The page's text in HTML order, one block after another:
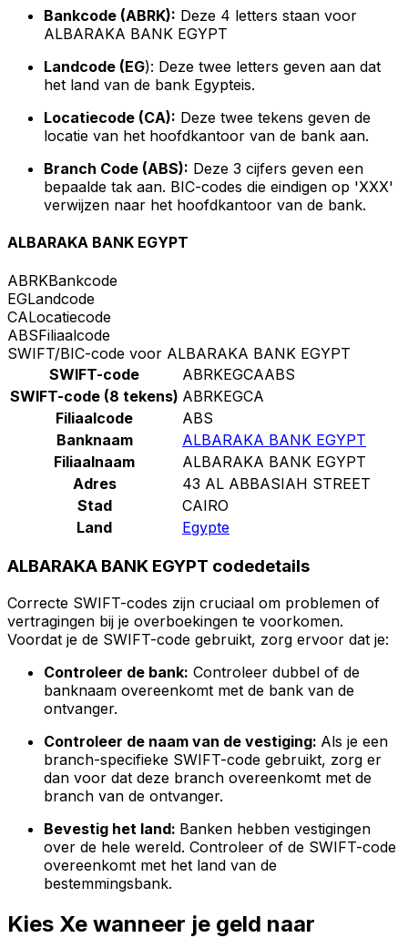
Bankcode (ABRK): Deze 4 letters staan voor
ALBARAKA BANK EGYPT
Landcode (EG): Deze twee letters geven aan dat
het land van de bank Egypteis.
Locatiecode (CA): Deze twee tekens geven de
locatie van het hoofdkantoor van de bank aan.
Branch Code (ABS): Deze 3 cijfers geven een
bepaalde tak aan. BIC-codes die eindigen op 'XXX'
verwijzen naar het hoofdkantoor van de bank.
ALBARAKA BANK EGYPT
ABRKBankcode
EGLandcode
CALocatiecode
ABSFiliaalcode
SWIFT/BIC-code voor ALBARAKA BANK EGYPT
SWIFT-code
ABRKEGCAABS
SWIFT-code (8 tekens) ABRKEGCA
Filiaalcode
ABS
Banknaam
ALBARAKA BANK EGYPT
Filiaalnaam
ALBARAKA BANK EGYPT
Adres
43 AL ABBASIAH STREET
Stad
CAIRO
Land
Egypte
ALBARAKA BANK EGYPT codedetails
Correcte SWIFT-codes zijn cruciaal om problemen of
vertragingen bij je overboekingen te voorkomen.
Voordat je de SWIFT-code gebruikt, zorg ervoor dat je:
Controleer de bank: Controleer dubbel of de
banknaam overeenkomt met de bank van de
ontvanger.
Controleer de naam van de vestiging: Als je een
branch-specifieke SWIFT-code gebruikt, zorg er
dan voor dat deze branch overeenkomt met de
branch van de ontvanger.
Bevestig het land: Banken hebben vestigingen
over de hele wereld. Controleer of de SWIFT-code
overeenkomt met het land van de
bestemmingsbank.
Kies Xe wanneer je geld naar